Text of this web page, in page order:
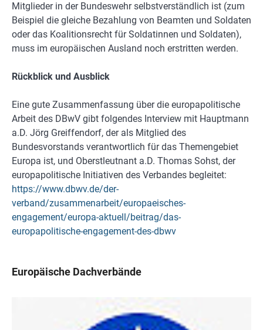
Mitglieder in der Bundeswehr selbstverständlich ist (zum
Beispiel die gleiche Bezahlung von Beamten und Soldaten
oder das Koalitionsrecht für Soldatinnen und Soldaten),
muss im europäischen Ausland noch erstritten werden.
Rückblick und Ausblick
Eine gute Zusammenfassung über die europapolitische
Arbeit des DBwV gibt folgendes Interview mit Hauptmann
a.D. Jörg Greiffendorf, der als Mitglied des
Bundesvorstands verantwortlich für das Themengebiet
Europa ist, und Oberstleutnant a.D. Thomas Sohst, der
europapolitische Initiativen des Verbandes begleitet:
https://www.dbwv.de/der-
verband/zusammenarbeit/europaeisches-
engagement/europa-aktuell/beitrag/das-
europapolitische-engagement-des-dbwv
Europäische Dachverbände